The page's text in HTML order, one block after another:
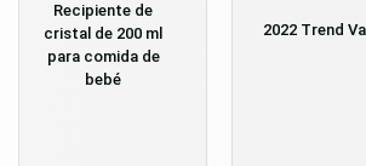
Recipiente de
cristal de 200 ml
para comida de
bebé
2022 Trend